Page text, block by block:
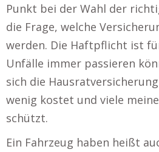
Punkt bei der Wahl der
die Frage, welche
werden. Die Haftpflicht ist
Unfälle immer passieren
sich die
wenig kostet und viele
schützt.
Ein Fahrzeug haben heißt